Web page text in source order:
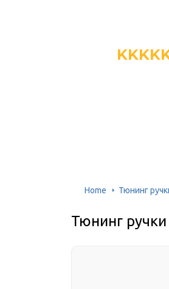
Home Тюнинг
Тюнинг ручки